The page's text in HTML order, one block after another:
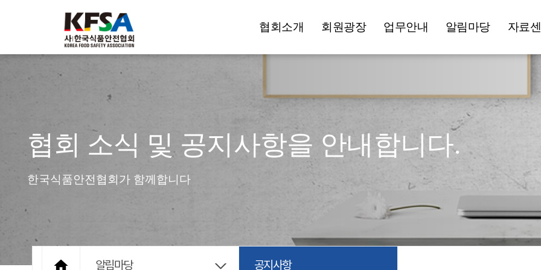
협회소개 회원광장 업무안내 알림마당 자료
협회 소식 및 공지사항을 안내합니다.
한국식품안전협회가 함께합니다
 알림마당 공지사항